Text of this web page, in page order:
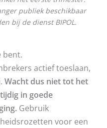
publiek beschikbaar
bij de dienst BIPOL.
bent.
actief toeslaan,
Wacht dus niet tot het
in goede
Gebruik
voor een